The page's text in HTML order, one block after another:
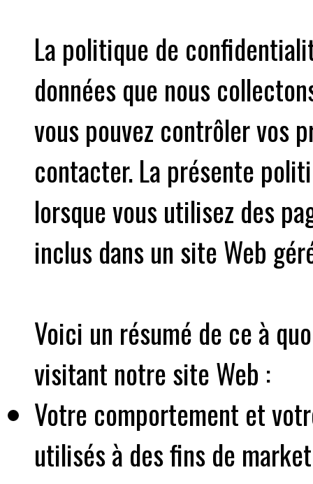
La politique de
données que nous
vous pouvez contrôler vos
contacter. La présente
lorsque vous utilisez des
inclus dans un site Web
Voici un résumé de ce à
visitant notre site Web :
Votre comportement et
utilisés à des fins de